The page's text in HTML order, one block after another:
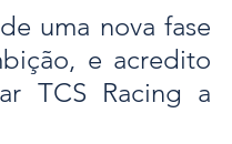
uma nova fase
e acredito
TCS Racing a